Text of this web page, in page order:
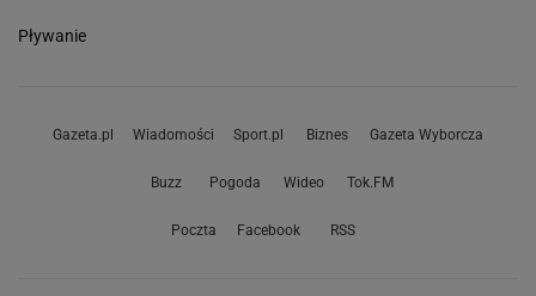
Pływanie
Gazeta.pl Wiadomości Sport.pl Biznes Gazeta Wyborcza
Buzz Pogoda Wideo Tok.FM
Poczta Facebook RSS